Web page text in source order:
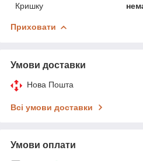
Кришку
Приховати
Умови доставки
Нова Пошта
Всі умови доставки
Умови оплати